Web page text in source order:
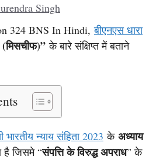
Singh
324 BNS In Hindi,बीएनएस धारा
(मिसचीफ)”के बारे संक्षिप्त में बताने
भारतीय न्याय संहिता 2023 के अध्याय
है जिसमे “संपत्ति के विरुद्ध अपराध” के